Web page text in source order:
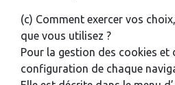
(c) Comment exercer vos
que vous utilisez ?
Pour la gestion des cookies et
configuration de chaque